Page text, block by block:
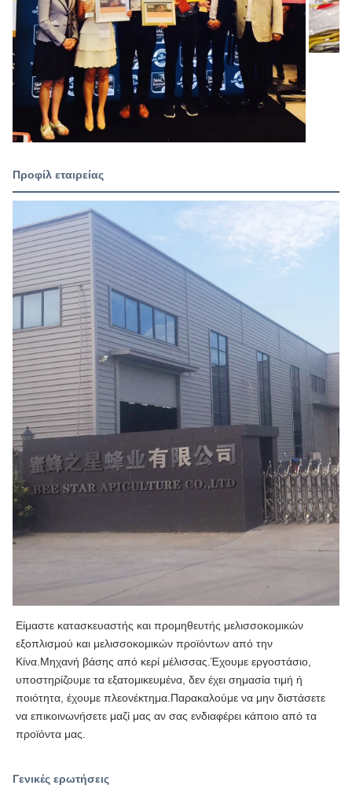
Προφίλ εταιρείας
Είμαστε κατασκευαστής και προμηθευτής μελισσοκομικών
εξοπλισμού και μελισσοκομικών προϊόντων από την
Κίνα.Μηχανή βάσης από κερί μέλισσας.Έχουμε εργοστάσιο,
υποστηρίζουμε τα εξατομικευμένα, δεν έχει σημασία τιμή ή
ποιότητα, έχουμε πλεονέκτημα.Παρακαλούμε να μην διστάσετε
να επικοινωνήσετε μαζί μας αν σας ενδιαφέρει κάποιο από τα
προϊόντα μας.
Γενικές ερωτήσεις